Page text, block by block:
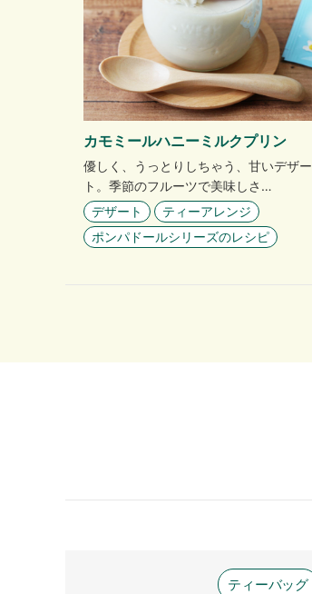
カモミールハニーミルクプリン
優しく、うっとりしちゃう、甘いデザー
ト。季節のフルーツで美味しさ…
デザート
ティーアレンジ
ポンパドールシリーズのレシピ
ティーバッグ